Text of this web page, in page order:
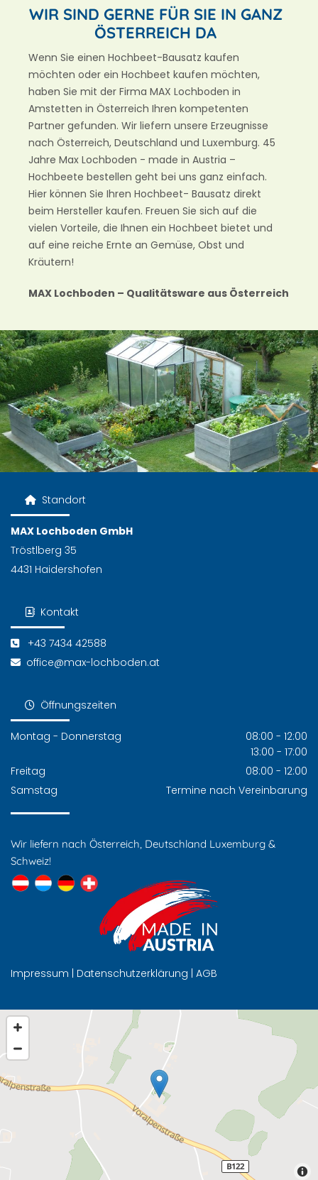
WIR SIND GERNE FÜR SIE IN GANZ
ÖSTERREICH DA
Wenn Sie einen Hochbeet-Bausatz kaufen
möchten oder ein Hochbeet kaufen möchten,
haben Sie mit der Firma MAX Lochboden in
Amstetten in Österreich Ihren kompetenten
Partner gefunden. Wir liefern unsere Erzeugnisse
nach Österreich, Deutschland und Luxemburg. 45
Jahre Max Lochboden - made in Austria –
Hochbeete bestellen geht bei uns ganz einfach.
Hier können Sie Ihren Hochbeet- Bausatz direkt
beim Hersteller kaufen. Freuen Sie sich auf die
vielen Vorteile, die Ihnen ein Hochbeet bietet und
auf eine reiche Ernte an Gemüse, Obst und
Kräutern!
MAX Lochboden – Qualitätsware aus Österreich
 Standort
MAX Lochboden GmbH
Tröstlberg 35
4431 Haidershofen
 Kontakt
 +43 7434 42588
 office@max-lochboden.at
 Öffnungszeiten
Montag - Donnerstag
08:00 - 12:00
13:00 - 17:00
Freitag
08:00 - 12:00
Samstag
Termine nach Vereinbarung
Wir liefern nach Österreich, Deutschland Luxemburg &
Schweiz!
Impressum Datenschutzerklärung AGB